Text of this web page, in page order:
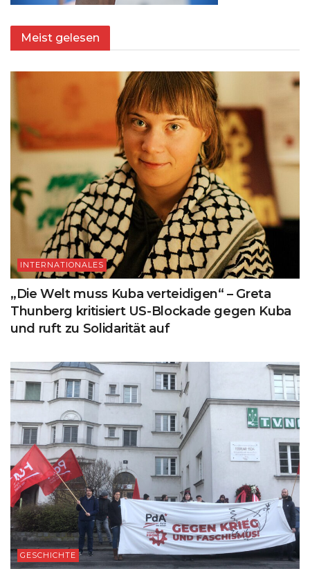
Meist gelesen
INTERNATIONALES
„Die Welt muss Kuba verteidigen“ – Greta
Thunberg kritisiert US-Blockade gegen Kuba
und ruft zu Solidarität auf
GESCHICHTE